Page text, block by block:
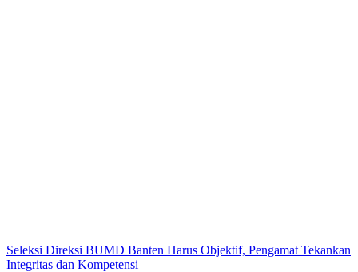
Seleksi Direksi BUMD Banten Harus Objektif, Pengamat Tekankan
Integritas dan Kompetensi